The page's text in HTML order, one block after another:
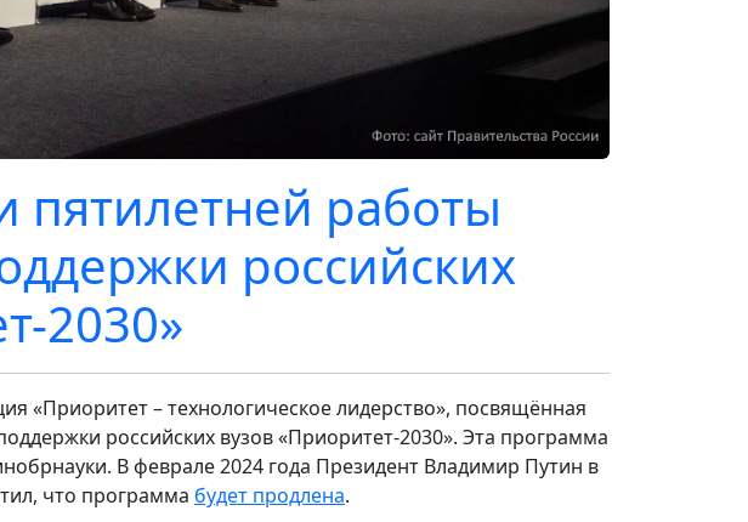
пятилетней работы
российских
2030»
«Приоритет – технологическое лидерство», посвящённая
российских вузов «Приоритет-2030». Эта программа
В феврале 2024 года Президент Владимир Путин в
что программа будет продлена.